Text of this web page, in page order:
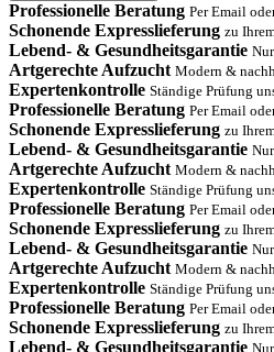
Professionelle Beratung Per Email
Schonende Expresslieferung zu
Lebend- & Gesundheitsgarantie
Artgerechte Aufzucht Modern &
Expertenkontrolle Ständige Prüfung
Professionelle Beratung Per Email
Schonende Expresslieferung zu
Lebend- & Gesundheitsgarantie
Artgerechte Aufzucht Modern &
Expertenkontrolle Ständige Prüfung
Professionelle Beratung Per Email
Schonende Expresslieferung zu
Lebend- & Gesundheitsgarantie
Artgerechte Aufzucht Modern &
Expertenkontrolle Ständige Prüfung
Professionelle Beratung Per Email
Schonende Expresslieferung zu
Lebend- & Gesundheitsgarantie